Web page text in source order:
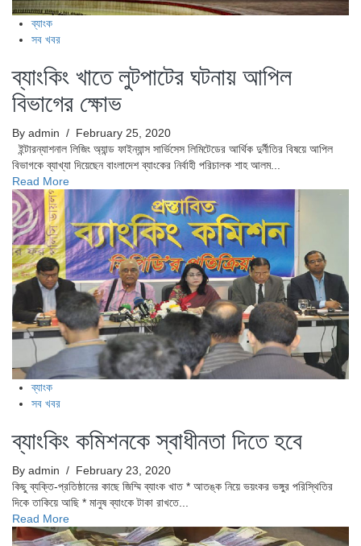
ব্যাংক
সব খবর
ব্যাংকিং খাতে লুটপাটের ঘটনায় আপিল
বিভাগের ক্ষোভ
By admin / February 25, 2020
ইন্টারন্যাশনাল লিজিং অ্যান্ড ফাইন্যান্স সার্ভিসেস লিমিটেডের আর্থিক দুর্নীতির বিষয়ে আপিল
বিভাগকে ব্যাখ্যা দিয়েছেন বাংলাদেশ ব্যাংকের নির্বাহী পরিচালক শাহ আলম...
Read More
ব্যাংক
সব খবর
ব্যাংকিং কমিশনকে স্বাধীনতা দিতে হবে
By admin / February 23, 2020
কিছু ব্যক্তি-প্রতিষ্ঠানের কাছে জিম্মি ব্যাংক খাত * আতঙ্ক নিয়ে ভয়ংকর ভঙ্গুর পরিস্থিতির
দিকে তাকিয়ে আছি * মানুষ ব্যাংকে টাকা রাখতে...
Read More